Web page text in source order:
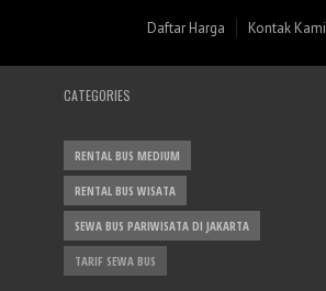
Daftar Harga Kontak Kami
CATEGORIES
RENTAL BUS MEDIUM
RENTAL BUS WISATA
SEWA BUS PARIWISATA DI JAKARTA
TARIF SEWA BUS